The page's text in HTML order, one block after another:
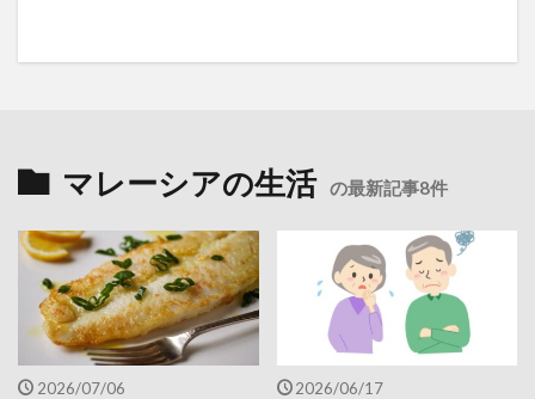
マレーシアの生活 の最新記事8件
2026/07/06 2026/06/17